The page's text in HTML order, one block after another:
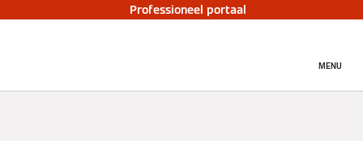
Professioneel portaal
MENU